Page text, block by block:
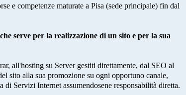
e competenze maturate a Pisa (sede principale) fin dal
serve per la realizzazione di un sito e per la sua
all'hosting su Server gestiti direttamente, dal SEO al
sito alla sua promozione su ogni opportuno canale,
Servizi Internet assumendosene responsabilità diretta.